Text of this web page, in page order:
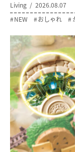
Living
2026.08.07
NEW
おしゃれ